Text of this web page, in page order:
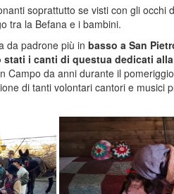
soprattutto se visti con gli occhi
tra la Befana e i bambini.
da padrone più in basso a San
i canti di questua dedicati
Campo da anni durante il
di tanti volontari cantori e musici